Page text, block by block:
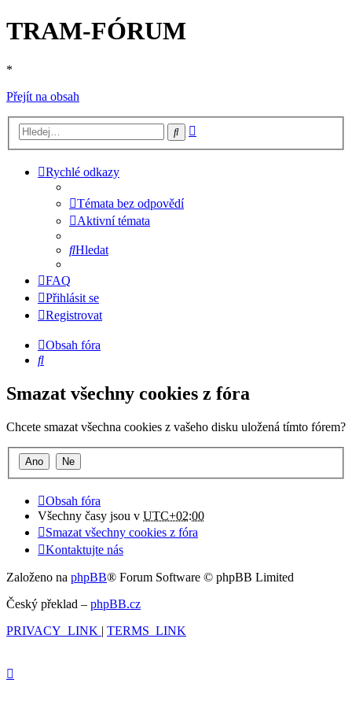
TRAM-FÓRUM
*
Přejít na obsah
Hledat
Rychlé odkazy
Témata bez odpovědí
Aktivní témata
Hledat
FAQ
Přihlásit se
Registrovat
Obsah fóra
Hledat
Smazat všechny cookies z fóra
Chcete smazat všechna cookies z vašeho disku uložená tímto fórem?
Obsah fóra
Všechny časy jsou v UTC+02:00
Smazat všechny cookies z fóra
Kontaktujte nás
Založeno na phpBB® Forum Software © phpBB Limited
Český překlad – phpBB.cz
PRIVACY_LINK | TERMS_LINK